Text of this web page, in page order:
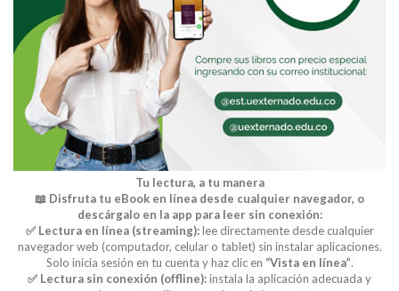
Tu lectura, a tu manera
📖 Disfruta tu eBook en línea desde cualquier navegador, o
descárgalo en la app para leer sin conexión:
✅ Lectura en línea (streaming):lee directamente desde cualquier
navegador web (computador, celular o tablet) sin instalar aplicaciones.
Solo inicia sesión en tu cuenta y haz clic en “Vista en línea”.
✅ Lectura sin conexión (offline):instala la aplicación adecuada y